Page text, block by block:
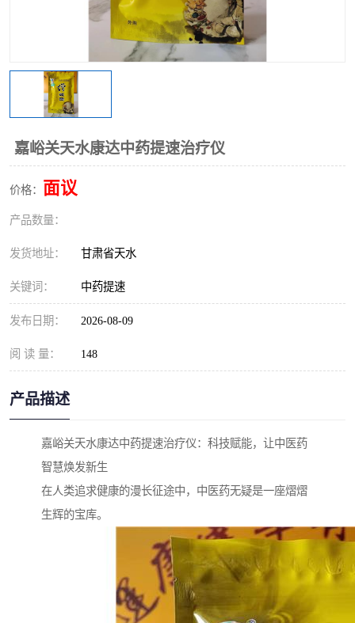
嘉峪关天水康达中药提速治疗仪
价格： 面议
产品数量：
发货地址： 甘肃省天水
关键词： 中药提速
发布日期： 2026-08-09
阅 读 量： 148
产品描述
嘉峪关天水康达中药提速治疗仪：科技赋能，让中医药
智慧焕发新生
在人类追求健康的漫长征途中，中医药无疑是一座熠熠
生辉的宝库。